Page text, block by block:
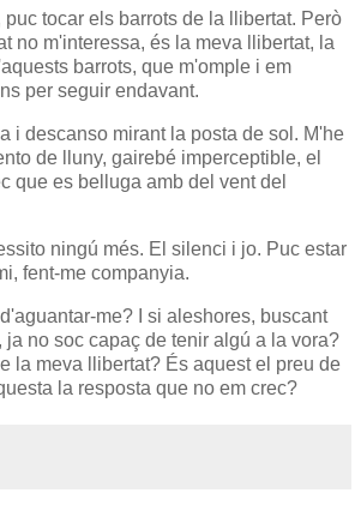
tocar els barrots de la llibertat. Però
no m'interessa, és la meva llibertat, la
barrots, que m'omple i em
per seguir endavant.
i descanso mirant la posta de sol. M'he
de lluny, gairebé imperceptible, el
que es belluga amb del vent del
ningú més. El silenci i jo. Puc estar
fent-me companyia.
me? I si aleshores, buscant
ja no soc capaç de tenir algú a la vora?
la meva llibertat? És aquest el preu de
la resposta que no em crec?